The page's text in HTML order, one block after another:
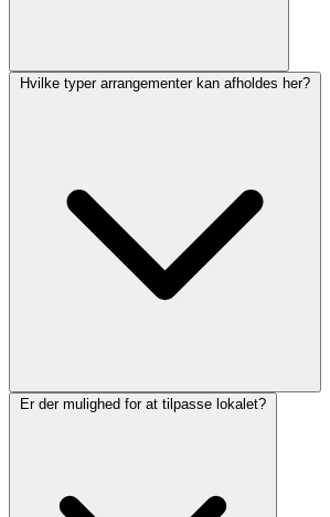
Hvilke typer arrangementer kan afholdes her?
Er der mulighed for at tilpasse lokalet?